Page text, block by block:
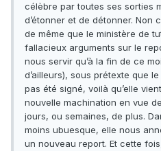
célèbre par toutes ses sorties
d’étonner et de détonner. Non
de même que le ministère de
fallacieux arguments sur le
nous servir qu’à la fin de ce
d’ailleurs), sous prétexte que
pas été signé, voilà qu’elle
nouvelle machination en vue
jours, ou semaines, de plus.
moins ubuesque, elle nous
un nouveau report. Et cette